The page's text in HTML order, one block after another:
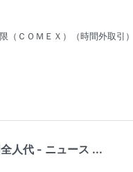
（ＣＯＭＥＸ）（時間外取引
人代 - ニュース ...